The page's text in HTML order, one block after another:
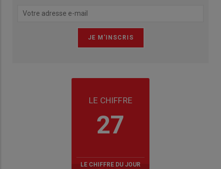
LE CHIFFRE
27
LE CHIFFRE DU JOUR